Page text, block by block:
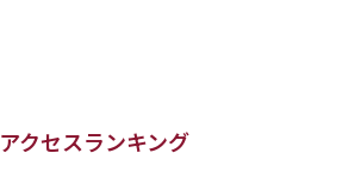
アクセスランキング